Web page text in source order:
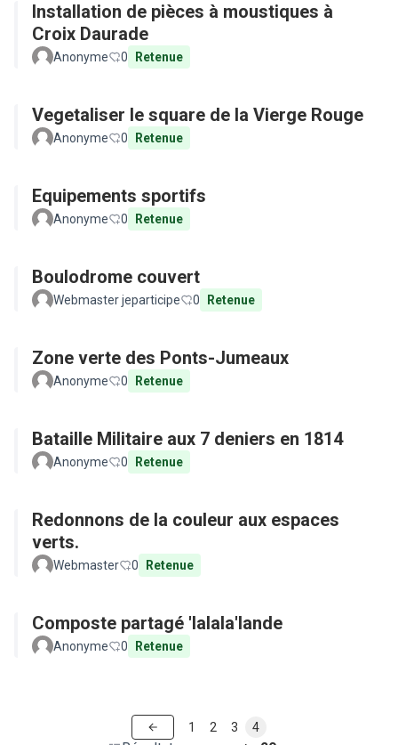
Installation de pièces à moustiques à
Croix Daurade
Anonyme 0 Retenue
Vegetaliser le square de la Vierge Rouge
Anonyme 0 Retenue
Equipements sportifs
Anonyme 0 Retenue
Boulodrome couvert
Webmaster jeparticipe 0 Retenue
Zone verte des Ponts-Jumeaux
Anonyme 0 Retenue
Bataille Militaire aux 7 deniers en 1814
Anonyme 0 Retenue
Redonnons de la couleur aux espaces
verts.
Webmaster 0 Retenue
Composte partagé 'lalala'lande
Anonyme 0 Retenue
1 2 3 4